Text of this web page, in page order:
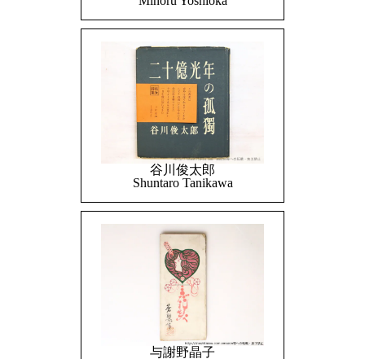
谷川俊太郎
Shuntaro Tanikawa
与謝野晶子